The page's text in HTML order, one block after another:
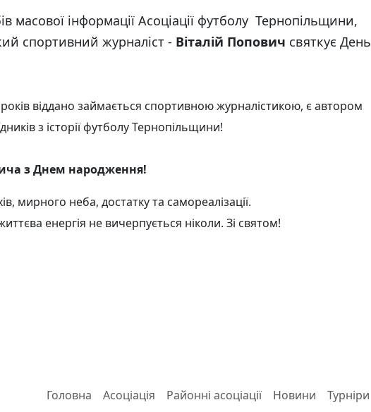
масової інформації Асоціації футболу Тернопільщини,
спортивний журналіст - Віталій Попович святкує День
років віддано займається спортивною журналістикою, є автором
з історії футболу Тернопільщини!
з Днем народження!
мирного неба, достатку та самореалізації.
енергія не вичерпується ніколи. Зі святом!
Головна Асоціація Районні асоціації Новини Турніри